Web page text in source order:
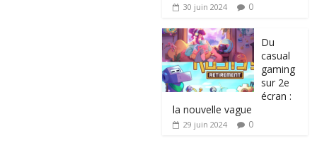
30 juin 2024 0
Du
casual
gaming
sur 2e
écran :
la nouvelle vague
29 juin 2024 0